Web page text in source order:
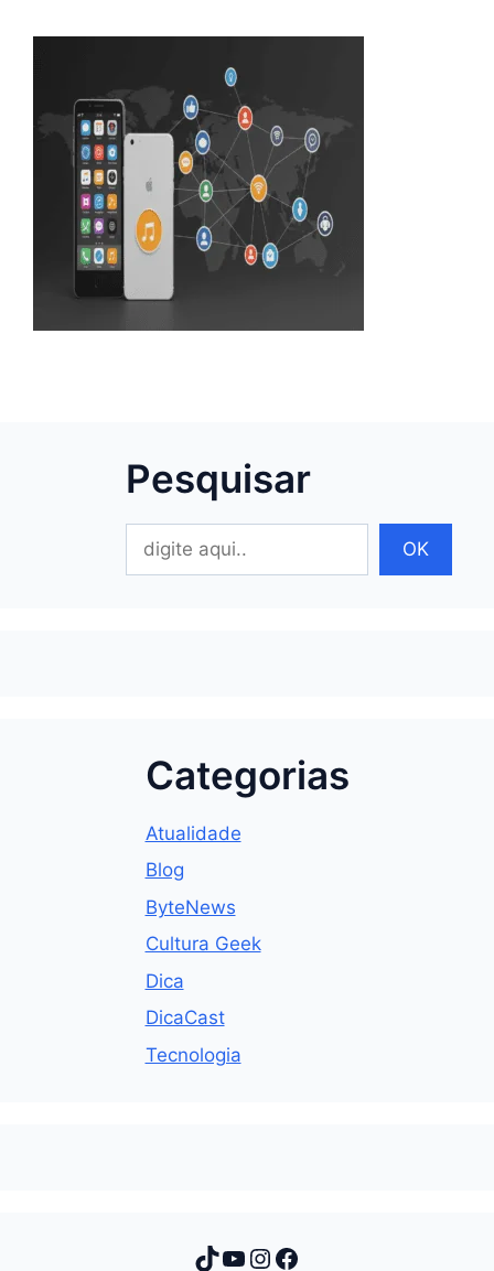
Pesquisar
OK
Categorias
Atualidade
Blog
ByteNews
Cultura Geek
Dica
DicaCast
Tecnologia
TikTok
Youtube
Instagram
Facebook